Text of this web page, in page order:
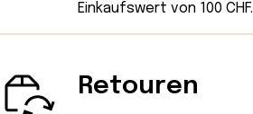
Einkaufswert von 100 CHF.
Retouren